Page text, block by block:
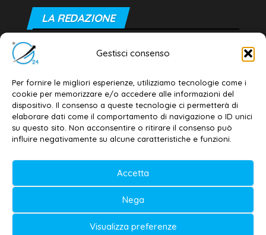
Gestisci consenso
Per fornire le migliori esperienze, utilizziamo tecnologie come i
cookie per memorizzare e/o accedere alle informazioni del
dispositivo. Il consenso a queste tecnologie ci permetterà di
elaborare dati come il comportamento di navigazione o ID unici
su questo sito. Non acconsentire o ritirare il consenso può
influire negativamente su alcune caratteristiche e funzioni.
Accetta
Nega
Visualizza preferenze
LA REDAZIONE
Editore e direttore responsabile:
Dott. Daniele G. Masciullo
Email: redazione@galatina24.it
Contatti –Disclaimer
Privacy policy –Cookie policy
© 2020-2026 | Galatina24 ®
Testata iscritta al n. 11/2020 Registro della
Stampa Tribunale di Lecce
Editore e direttore responsabile: